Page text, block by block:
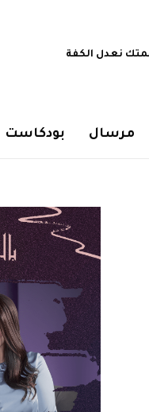
نعدل الكفة
مرسال بودكاست